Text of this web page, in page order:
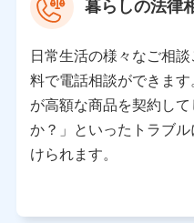
【共同して利用される利
当社または株式会社NTT
プがサービス提供等を通
の個人データ
基本情報
氏名、電話番号、メールア
性、連絡先、dポイントサー
所、dポイント残高、dポ
利用情報
暮らしの法律
日常生活の様々なご相
料で電話相談ができま
が高額な商品を契約し
か？」といったトラブ
けられます。